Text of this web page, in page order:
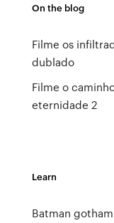
On the blog
Filme os
dublado
Filme o
eternidade 2
Learn
Batman